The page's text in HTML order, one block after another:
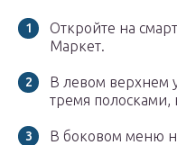
Откройте на
Маркет.
В левом верхнем
тремя полосками,
В боковом меню